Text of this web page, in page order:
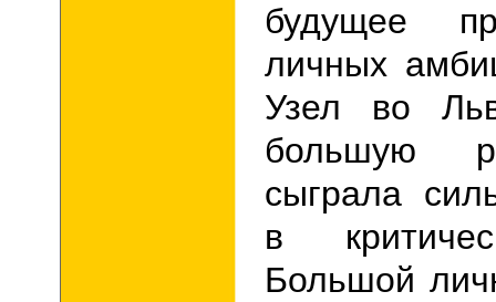
будущее
личных
Узел во
большую
сыграла
в
Большой